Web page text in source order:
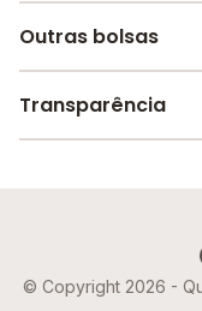
Escolas por cidade e
Sobre o Melhor Escola
Revista Melhor Escola
Outras bolsas
Faculdades e
Transparência
Política de Cookies
© Copyright 2026 -